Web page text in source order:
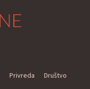
Privreda
Društvo